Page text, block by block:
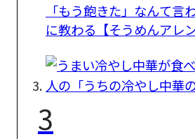
「もう飽きた」なんて言
に教わる【そうめんアレ
3